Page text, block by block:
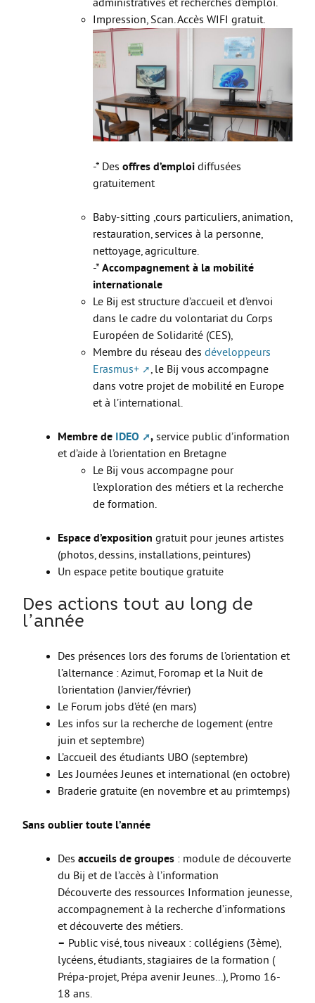
Guide Jeunes
Projets internationaux
Nous contacter
administratives et recherches d’emploi.
Impression, Scan. Accès WIFI gratuit.
-* Des offres d’emploi diffusées
gratuitement
Baby-sitting ,cours particuliers, animation,
restauration, services à la personne,
nettoyage, agriculture.
-* Accompagnement à la mobilité
internationale
Le Bij est structure d’accueil et d’envoi
dans le cadre du volontariat du Corps
Européen de Solidarité (CES),
Membre du réseau des développeurs
Erasmus+
, le Bij vous accompagne
dans votre projet de mobilité en Europe
et à l’international.
Membre de IDEO , service public d’information
et d’aide à l’orientation en Bretagne
Le Bij vous accompagne pour
l’exploration des métiers et la recherche
de formation.
Espace d’exposition gratuit pour jeunes artistes
(photos, dessins, installations, peintures)
Un espace petite boutique gratuite
Des actions tout au long de
l’année
Des présences lors des forums de l’orientation et
l’alternance : Azimut, Foromap et la Nuit de
l’orientation (Janvier/février)
Le Forum jobs d’été (en mars)
Les infos sur la recherche de logement (entre
juin et septembre)
L’accueil des étudiants UBO (septembre)
Les Journées Jeunes et international (en octobre)
Braderie gratuite (en novembre et au primtemps)
Sans oublier toute l’année
Des accueils de groupes : module de découverte
du Bij et de l’accès à l’information
Découverte des ressources Information jeunesse,
accompagnement à la recherche d’informations
et découverte des métiers.
– Public visé, tous niveaux : collégiens (3ème),
lycéens, étudiants, stagiaires de la formation (
Prépa-projet, Prépa avenir Jeunes...), Promo 16-
18 ans.